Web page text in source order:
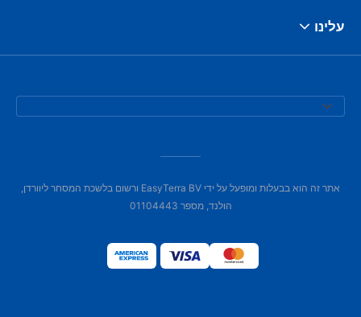
עלינו
אתר זה הוא בבעלות ומופעל על ידי EasyTerra BV ורשום בלשכת המסחר ליוורדן,
הולנד, מספר 01104443